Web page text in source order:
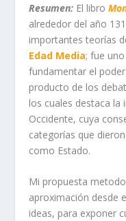
Resumen: El libro
alrededor del año
importantes teorías
Edad Media; fue
fundamentar el
producto de los
los cuales destaca la
Occidente, cuya
categorías que
como Estado.
Mi propuesta
aproximación desde
ideas, para exponer